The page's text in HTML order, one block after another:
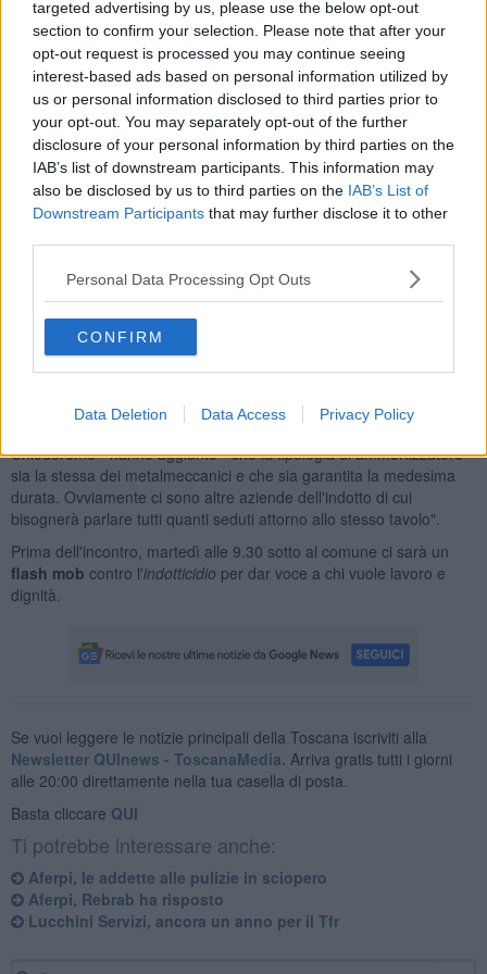
targeted advertising by us, please use the below opt-out
section to confirm your selection. Please note that after your
opt-out request is processed you may continue seeing
interest-based ads based on personal information utilized by
us or personal information disclosed to third parties prior to
your opt-out. You may separately opt-out of the further
disclosure of your personal information by third parties on the
IAB’s list of downstream participants. This information may
also be disclosed by us to third parties on the IAB’s List of
Downstream Participants that may further disclose it to other
Personal Data Processing Opt Outs
CONFIRM
Data Deletion Data Access Privacy Policy
contraddizione. Se, come sembra, si parla di progetti confermati,
agroindustria e logistica, il lavoro sarà ancora di più rispetto a
questi anni non in meno. Per questo continueremo a chiedere che
siano mantenute le condizioni sottoscritte con le parti sociali".
Intanto per le lavoratrici della ditta di pulizie dello stabilimento è
stato ridotto il carico lavorativo e sono in sciopero da venerdì
l'articolo consigliato). La loro mobilitazione continua e martedì
mattina alle ore 10.30una delegazione sindacale incontrerà il
sindaco Massimo Giuliani per parlare proprio del futuro dell'indotto.
Prerogativa dei sindacati Ugl e Filcams Cgil è: "lasciare invariato
l'orario lavorativogià ridotto all'osso del personale delle pulizie
che la committente ha chiesto nel momento dell'aggiudicazione
l'ammortizzatore e tavo
lo immediato per il rinnovo degli
Chiederemo - hanno aggiunto - che la tipologia di ammortizzatore
sia la stessa dei metalmeccanici e che sia garantita la medesima
durata. Ovviamente ci sono altre aziende dell'indotto di cui
bisognerà parlare tutti quanti seduti attorno allo stesso tavolo".
Prima dell'incontro, martedì alle 9.30 sotto al comune ci sarà un
flash mob contro l'indotticidio per dar voce a chi vuole lavoro e
dignità.
Se vuoi leggere le notizie principali della Toscana iscriviti alla
Newsletter QUInews - ToscanaMedia. Arriva gratis tutti i giorni
alle 20:00 direttamente nella tua casella di posta.
Basta cliccare QUI
Ti potrebbe interessare anche:
Aferpi, le addette alle pulizie in sciopero
Aferpi, Rebrab ha risposto
Lucchini Servizi, ancora un anno per il Tfr